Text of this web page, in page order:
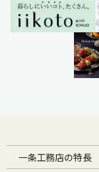
一条工務店の特長